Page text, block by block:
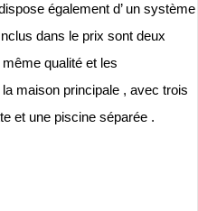
également d’ un système
dans le prix sont deux
qualité et les
maison principale , avec trois
et une piscine séparée .